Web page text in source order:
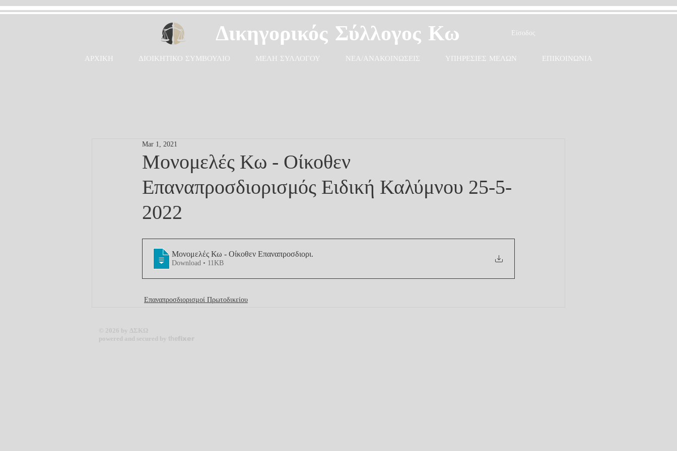
Δικηγορικός Σύλλογος Κω Είσοδος
ΑΡΧΙΚΗ ΔΙΟΙΚΗΤΙΚΟ ΣΥΜΒΟΥΛΙΟ ΜΕΛΗ ΣΥΛΛΟΓΟΥ ΝΕΑ/ΑΝΑΚΟΙΝΩΣΕΙΣ ΥΠΗΡΕΣΙΕΣ ΜΕΛΩΝ ΕΠΙΚΟΙΝΩΝΙΑ
Μονομελές Κω - Οίκοθεν
Επαναπροσδιορισμός Ειδική Καλύμνου 25-5-
2022
Mar 1, 2021
Μονομελές Κω - Οίκοθεν Επαναπροσδιορι.
Download • 11KB
Επαναπροσδιορισμοί Πρωτοδικείου
© 2026 by ΔΣΚΩ
powered and secured by thefixer